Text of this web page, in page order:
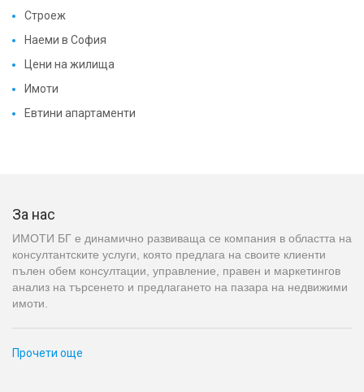
Строеж
Наеми в София
Цени на жилища
Имоти
Евтини апартаменти
За нас
ИМОТИ БГ е динамично развиваща се компания в областта на
консултантските услуги, която предлага на своите клиенти
пълен обем консултации, управление, правен и маркетингов
анализ на търсенето и предлагането на пазара на недвижими
имоти.
Прочети още